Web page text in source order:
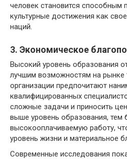
человек становится способным
культурные достижения как
наций.
3. Экономическое
Высокий уровень образования
лучшим возможностям на рынке
организации предпочитают
квалифицированных
сложные задачи и приносить
выше уровень образования, тем
высокооплачиваемую работу,
уровень жизни и материальное
Современные исследования